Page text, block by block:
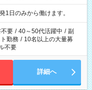
：00 など
1日のみから働けます。
不要 / 40～50代活躍中 / 副
勤務 / 10名以上の大量募
不要
詳細へ